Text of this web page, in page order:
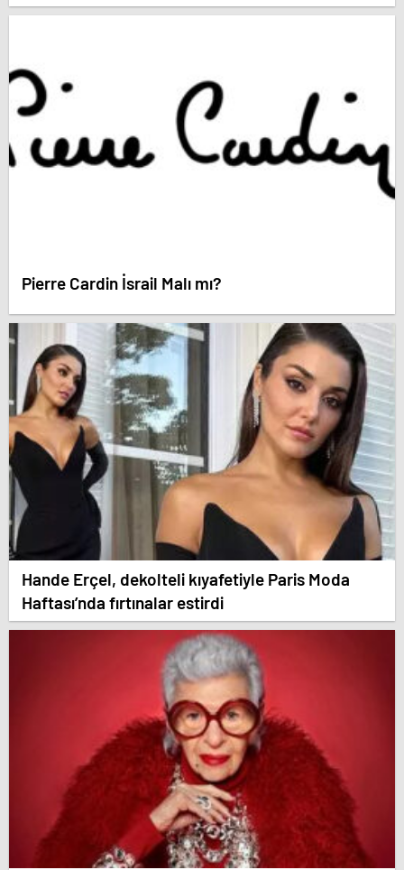
Pierre Cardin İsrail Malı mı?
Hande Erçel, dekolteli kıyafetiyle Paris Moda
Haftası’nda fırtınalar estirdi